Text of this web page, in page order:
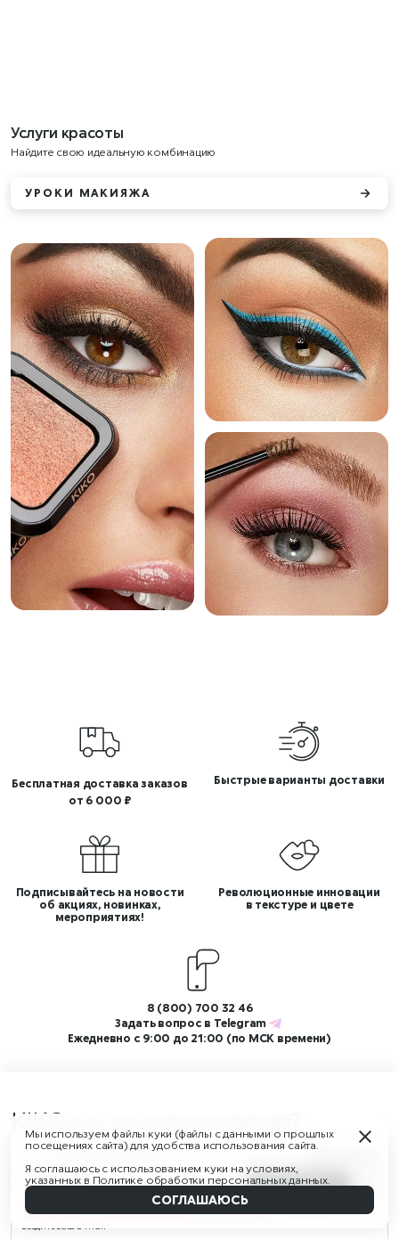
04 Шатенки/04 Auburn Изменить (2)
1 790 ₽ В КОРЗИНУ
Авторизуйтесьилизарегистрируйтесьи получите бонусы!
Услуги красоты
Найдите свою идеальную комбинацию
УРОКИ МАКИЯЖА
Бесплатная доставка заказов
от 6 000 ₽
Быстрые варианты доставки
Подписывайтесь на новости
об акциях, новинках,
мероприятиях!
Революционные инновации
в текстуре и цвете
8 (800) 700 32 46
Задать вопрос в Telegram
Ежедневно с 9:00 до 21:00 (по МСК времени)
KIKO
Подпишитесь на нашу рассылку!
И получите скидку 350 ₽ на первый заказ от 3 500 ₽, а также
доступ к ограниченным распродажам и новостям бренда
Наверх
Мы используем файлы куки (файлы с данными о прошлых
посещениях сайта) для удобства использования сайта.
Я соглашаюсь с использованием куки на условиях,
указанных в Политике обработки персональных данных.
СОГЛАШАЮСЬ